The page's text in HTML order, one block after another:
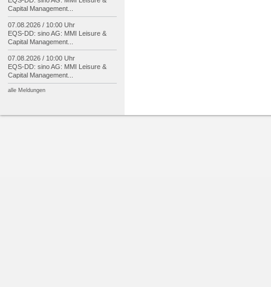
Capital Management...
07.08.2026 / 10:00 Uhr
EQS-DD: sino AG: MMI Leisure &
Capital Management...
07.08.2026 / 10:00 Uhr
EQS-DD: sino AG: MMI Leisure &
Capital Management...
alle Meldungen